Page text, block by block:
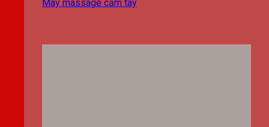
Máy massage cầm tay